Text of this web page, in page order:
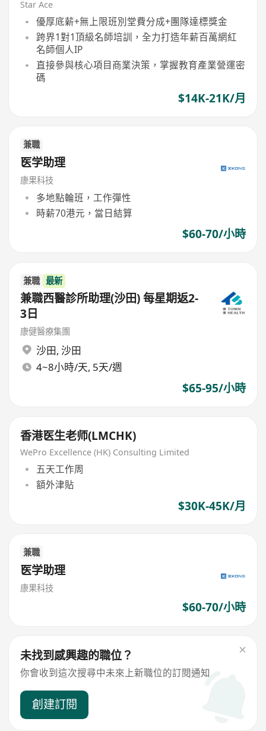
Star Ace
優厚底薪+無上限班別堂費分成+團隊達標獎金
跨界1對1頂級名師培訓，全力打造年薪百萬網紅
名師個人IP
直接參與核心項目商業決策，掌握教育產業營運密
碼
$14K-21K/月
兼職
医学助理
康果科技
多地點輪班，工作彈性
時薪70港元，當日結算
$60-70/小時
兼職 最新
兼職西醫診所助理(沙田) 每星期返2-
3日
康健醫療集團
沙田, 沙田
4~8小時/天, 5天/週
$65-95/小時
香港医生老师(LMCHK)
WePro Excellence (HK) Consulting Limited
五天工作周
額外津貼
$30K-45K/月
兼職
医学助理
康果科技
$60-70/小時
未找到感興趣的職位？
你會收到這次搜尋中未來上新職位的訂閱通知
創建訂閱